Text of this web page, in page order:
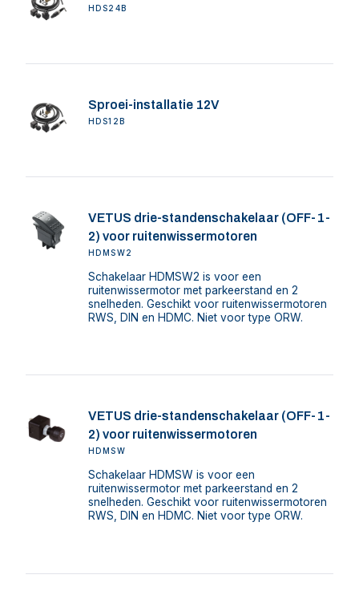
HDS24B
Sproei-installatie 12V
HDS12B
VETUS drie-standenschakelaar (OFF-1-
2) voor ruitenwissermotoren
HDMSW2
Schakelaar HDMSW2 is voor een
ruitenwissermotor met parkeerstand en 2
snelheden. Geschikt voor ruitenwissermotoren
RWS, DIN en HDMC. Niet voor type ORW.
VETUS drie-standenschakelaar (OFF-1-
2) voor ruitenwissermotoren
HDMSW
Schakelaar HDMSW is voor een
ruitenwissermotor met parkeerstand en 2
snelheden. Geschikt voor ruitenwissermotoren
RWS, DIN en HDMC. Niet voor type ORW.